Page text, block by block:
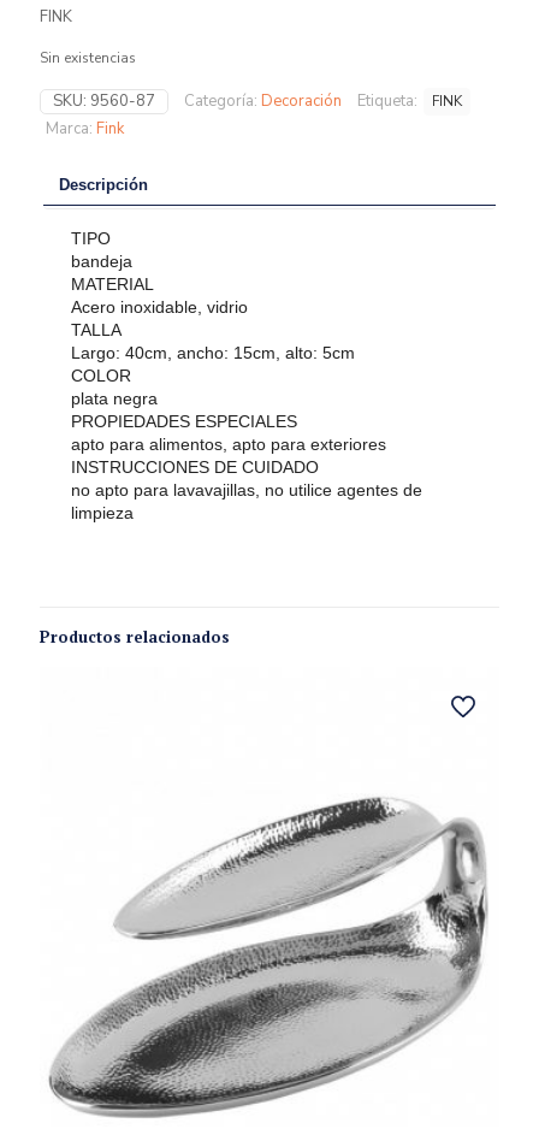
FINK
Sin existencias
SKU: 9560-87 Categoría: Decoración Etiqueta: FINK
Marca: Fink
Descripción
TIPO
bandeja
MATERIAL
Acero inoxidable, vidrio
TALLA
Largo: 40cm, ancho: 15cm, alto: 5cm
COLOR
plata negra
PROPIEDADES ESPECIALES
apto para alimentos, apto para exteriores
INSTRUCCIONES DE CUIDADO
no apto para lavavajillas, no utilice agentes de
limpieza
Productos relacionados